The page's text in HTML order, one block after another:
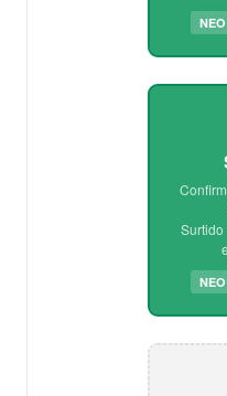
Surtido